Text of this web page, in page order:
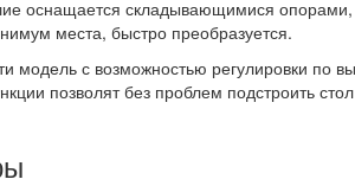
оснащается складывающимися
места, быстро преобразуется.
модель с возможностью регулировки по
позволят без проблем подстроить